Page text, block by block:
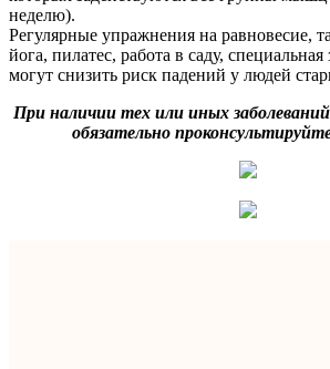
неделю).
Регулярные упражнения на равновесие,
йога, пилатес, работа в саду, специальная
могут снизить риск падений у людей
При наличии тех или иных
обязательно